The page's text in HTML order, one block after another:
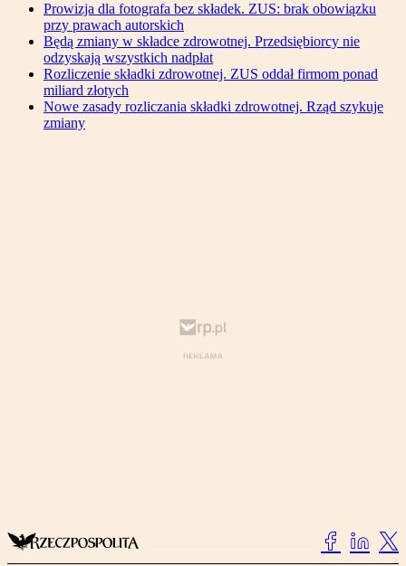
Prowizja dla fotografa bez składek. ZUS: brak obowiązku
przy prawach autorskich
Będą zmiany w składce zdrowotnej. Przedsiębiorcy nie
odzyskają wszystkich nadpłat
Rozliczenie składki zdrowotnej. ZUS oddał firmom ponad
miliard złotych
Nowe zasady rozliczania składki zdrowotnej. Rząd szykuje
zmiany